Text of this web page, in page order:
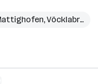
,Vöcklabruck